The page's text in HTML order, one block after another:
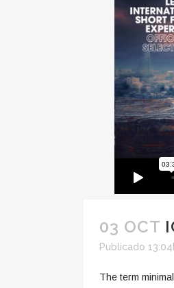
03 OCT
Publicado
The term